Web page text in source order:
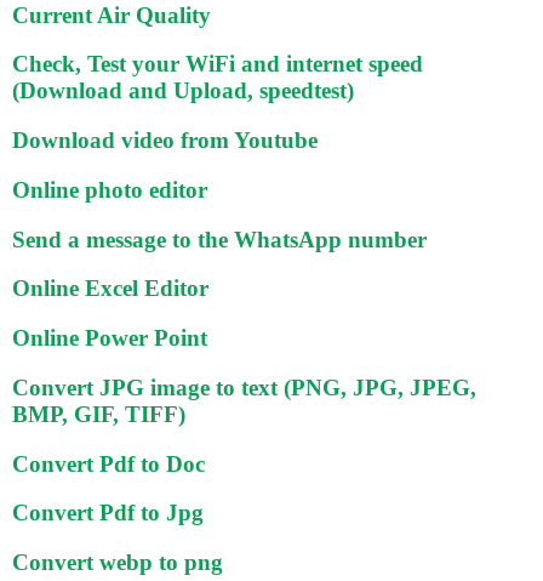
Current Air Quality
Check, Test your WiFi and internet speed
(Download and Upload, speedtest)
Download video from Youtube
Online photo editor
Send a message to the WhatsApp number
Online Excel Editor
Online Power Point
Convert JPG image to text (PNG, JPG, JPEG,
BMP, GIF, TIFF)
Convert Pdf to Doc
Convert Pdf to Jpg
Convert webp to png